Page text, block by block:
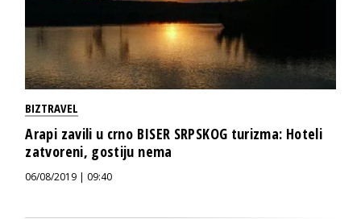
BIZTRAVEL
Arapi zavili u crno BISER SRPSKOG turizma: Hoteli
zatvoreni, gostiju nema
06/08/2019 | 09:40